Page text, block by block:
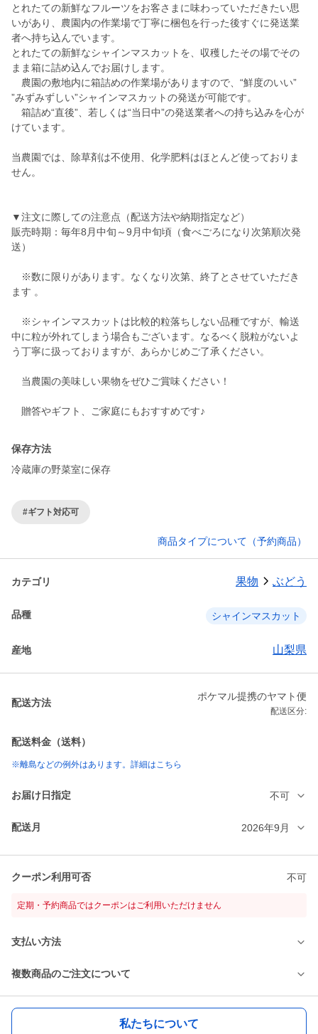
とれたての新鮮なフルーツをお客さまに味わっていただきたい思
いがあり、農園内の作業場で丁寧に梱包を行った後すぐに発送業
者へ持ち込んでいます。
とれたての新鮮なシャインマスカットを、収穫したその場でその
まま箱に詰め込んでお届けします。
農園の敷地内に箱詰めの作業場がありますので、“鮮度のいい”
”みずみずしい”シャインマスカットの発送が可能です。
箱詰め“直後”、若しくは“当日中”の発送業者への持ち込みを心が
けています。
当農園では、除草剤は不使用、化学肥料はほとんど使っておりま
せん。
▼注文に際しての注意点（配送方法や納期指定など）
販売時期：毎年8月中旬～9月中旬頃（食べごろになり次第順次発
送）
※数に限りがあります。なくなり次第、終了とさせていただき
ます 。
※シャインマスカットは比較的粒落ちしない品種ですが、輸送
中に粒が外れてしまう場合もございます。なるべく脱粒がないよ
う丁寧に扱っておりますが、あらかじめご了承ください。
当農園の美味しい果物をぜひご賞味ください！
贈答やギフト、ご家庭にもおすすめです♪
保存方法
冷蔵庫の野菜室に保存
#ギフト対応可
商品タイプについて（予約商品）
カテゴリ 果物 ぶどう
品種 シャインマスカット
産地 山梨県
配送方法
ポケマル提携のヤマト便
配送区分:
配送料金（送料）
※離島などの例外はあります。詳細はこちら
お届け日指定 不可
配送月 2026年9月
クーポン利用可否 不可
定期・予約商品ではクーポンはご利用いただけません
支払い方法
複数商品のご注文について
私たちについて